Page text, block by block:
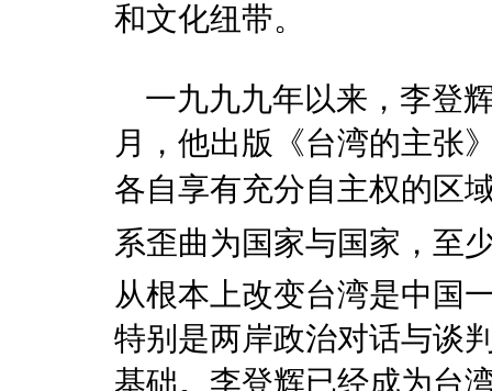
和文化纽带。
一九九九年以来，李登
月，他出版《台湾的主张
各自享有充分自主权的
系歪曲为国家与国家，至
从根本上改变台湾是中国
特别是两岸政治对话与谈
基础。李登辉已经成为台